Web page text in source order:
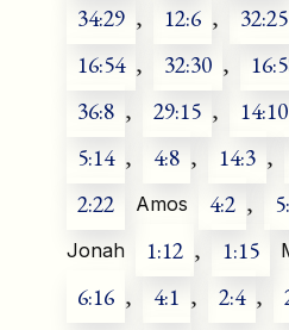
34:29 , 12:6 , 32:25
16:54 , 32:30 ,
36:8 , 29:15 , 14:10
5:14 , 4:8 , 14:3 ,
2:22 Amos 4:2 ,
Jonah 1:12 , 1:15
6:16 , 4:1 , 2:4 ,